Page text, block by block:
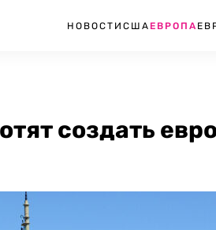
НОВОСТИ США ЕВРОПА
создать